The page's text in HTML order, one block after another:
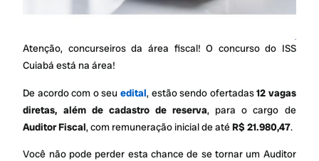
Atenção, concurseiros da área fiscal! O concurso do ISS
Cuiabá está na área!
De acordo com o seu edital, estão sendo ofertadas12 vagas
diretas, além de cadastro de reserva, para o cargo de
Auditor Fiscal, com remuneração inicial de atéR$ 21.980,47.
Você não pode perder esta chance de se tornar um Auditor